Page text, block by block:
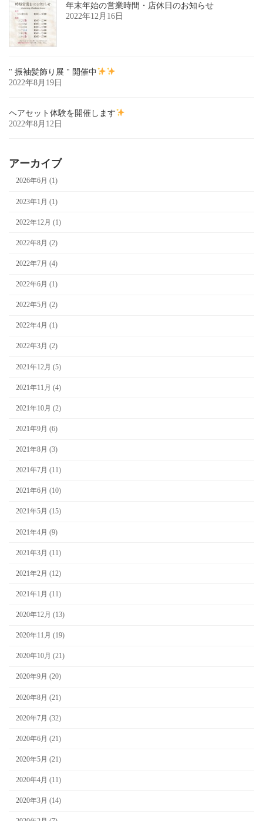
年末年始の営業時間・店休日のお知らせ
2022年12月16日
" 振袖髪飾り展 " 開催中
2022年8月19日
ヘアセット体験を開催します
2022年8月12日
アーカイブ
2026年6月 (1)
2023年1月 (1)
2022年12月 (1)
2022年8月 (2)
2022年7月 (4)
2022年6月 (1)
2022年5月 (2)
2022年4月 (1)
2022年3月 (2)
2021年12月 (5)
2021年11月 (4)
2021年10月 (2)
2021年9月 (6)
2021年8月 (3)
2021年7月 (11)
2021年6月 (10)
2021年5月 (15)
2021年4月 (9)
2021年3月 (11)
2021年2月 (12)
2021年1月 (11)
2020年12月 (13)
2020年11月 (19)
2020年10月 (21)
2020年9月 (20)
2020年8月 (21)
2020年7月 (32)
2020年6月 (21)
2020年5月 (21)
2020年4月 (11)
2020年3月 (14)